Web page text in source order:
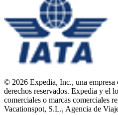
© 2026 Expedia, Inc., una
derechos reservados. Expedia y el
comerciales o marcas comerciales
Vacationspot, S.L., Agencia de